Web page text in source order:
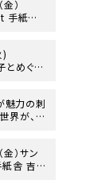
）
手紙舎
)
とめぐる
魅力の刺
界が、文
）サン
舎 吉祥